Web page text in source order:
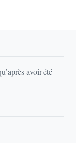
avoir été